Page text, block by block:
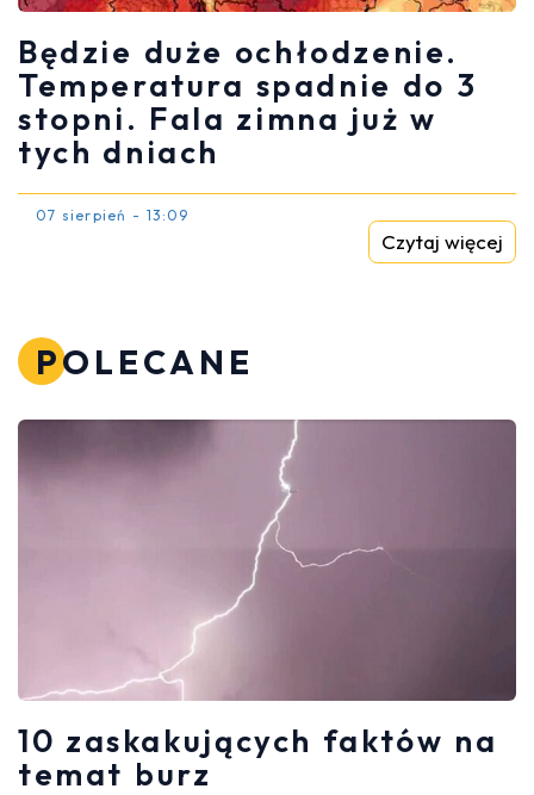
Będzie duże ochłodzenie.
Temperatura spadnie do 3
stopni. Fala zimna już w
tych dniach
07 sierpień - 13:09
Czytaj więcej
POLECANE
10 zaskakujących faktów na
temat burz